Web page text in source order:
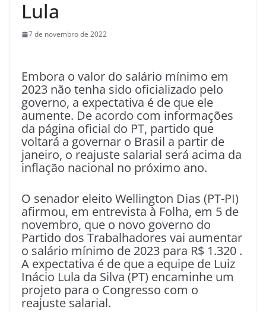
Lula
7 de novembro de 2022
Embora o valor do salário mínimo em
2023 não tenha sido oficializado pelo
governo, a expectativa é de que ele
aumente. De acordo com informações
da página oficial do PT, partido que
voltará a governar o Brasil a partir de
janeiro, o reajuste salarial será acima da
inflação nacional no próximo ano.
O senador eleito Wellington Dias (PT-PI)
afirmou, em entrevista à Folha, em 5 de
novembro, que o novo governo do
Partido dos Trabalhadores vai aumentar
o salário mínimo de 2023 para R$ 1.320 .
A expectativa é de que a equipe de Luiz
Inácio Lula da Silva (PT) encaminhe um
projeto para o Congresso com o
reajuste salarial.